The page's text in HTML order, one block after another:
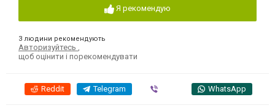
Я рекомендую
3 людини рекомендують
Авторизуйтесь
щоб оцінити і порекомендувати
Reddit Telegram WhatsApp